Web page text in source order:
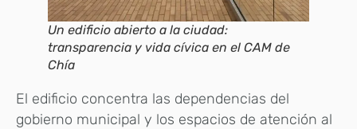
Un edificio abierto a la ciudad:
transparencia y vida cívica en el CAM de
Chía
El edificio concentra las dependencias del
gobierno municipal y los espacios de atención al